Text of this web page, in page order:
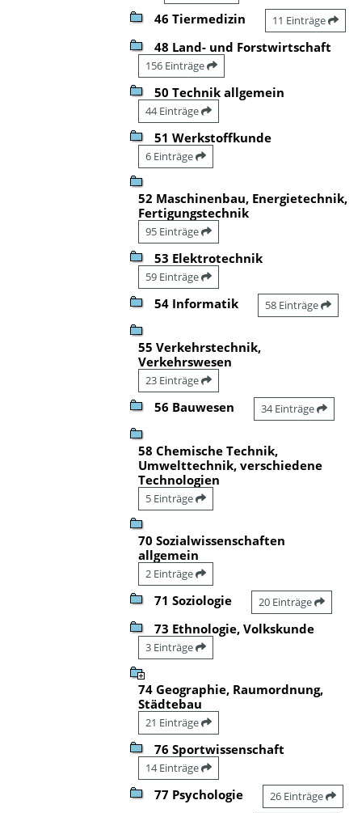
46 Tiermedizin 11 Einträge
48 Land- und Forstwirtschaft
156 Einträge
50 Technik allgemein
44 Einträge
51 Werkstoffkunde
6 Einträge
52 Maschinenbau, Energietechnik,
Fertigungstechnik
95 Einträge
53 Elektrotechnik
59 Einträge
54 Informatik 58 Einträge
55 Verkehrstechnik,
Verkehrswesen
23 Einträge
56 Bauwesen 34 Einträge
58 Chemische Technik,
Umwelttechnik, verschiedene
Technologien
5 Einträge
70 Sozialwissenschaften
allgemein
2 Einträge
71 Soziologie 20 Einträge
73 Ethnologie, Volkskunde
3 Einträge
74 Geographie, Raumordnung,
Städtebau
21 Einträge
76 Sportwissenschaft
14 Einträge
77 Psychologie 26 Einträge